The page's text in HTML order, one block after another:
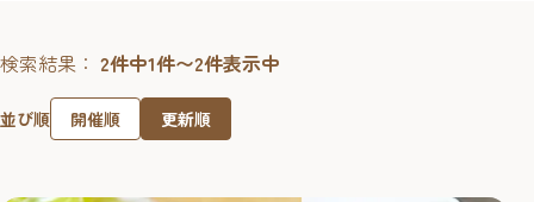
検索結果： 2件中1件〜2件表示中
並び順 開催順 更新順